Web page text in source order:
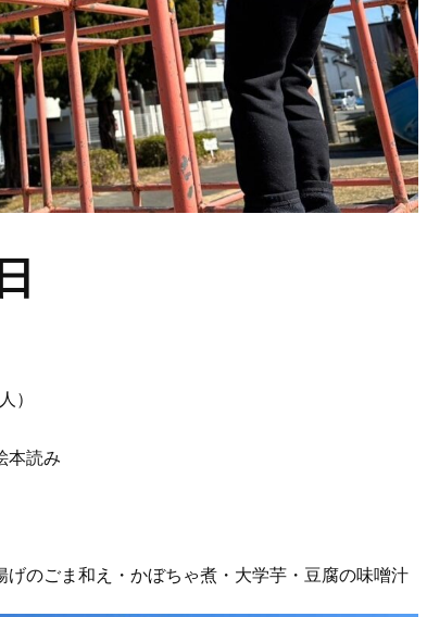
）
本読み
のごま和え・かぼちゃ煮・大学芋・豆腐の味噌汁